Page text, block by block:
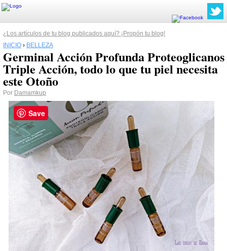
¿Los artículos de tu blog publicados aquí? ¡Propón tu blog!
INICIO › BELLEZA
Germinal Acción Profunda Proteoglicanos
Triple Acción, todo lo que tu piel necesita
este Otoño
Por Damamkup
Save